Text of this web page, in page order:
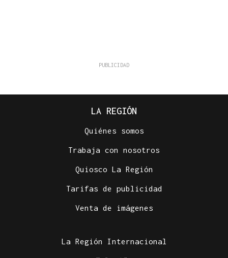
LA REGIÓN
Quiénes somos
Trabaja con nosotros
Quiosco La Región
Tarifas de publicidad
Venta de imágenes
La Región Internacional